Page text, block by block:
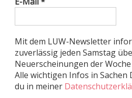
Mit dem LUW-Newsletter
zuverlässig jeden Samstag
Neuerscheinungen der
Alle wichtigen Infos in Sachen
du in meiner